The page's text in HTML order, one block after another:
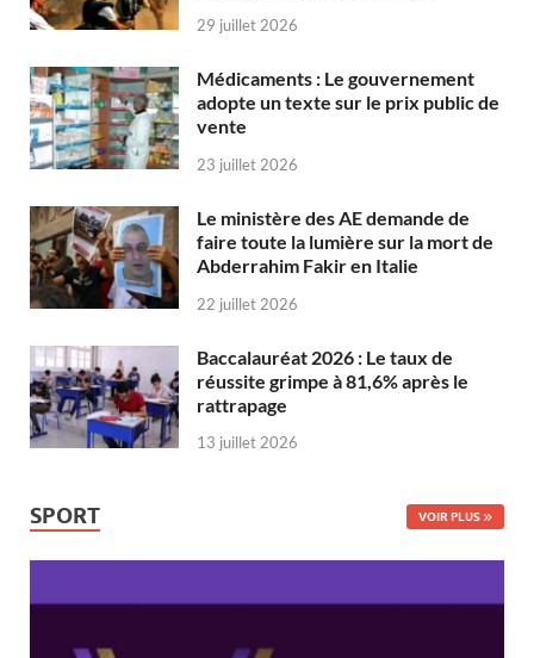
29 juillet 2026
Médicaments : Le gouvernement
adopte un texte sur le prix public de
vente
23 juillet 2026
Le ministère des AE demande de
faire toute la lumière sur la mort de
Abderrahim Fakir en Italie
22 juillet 2026
Baccalauréat 2026 : Le taux de
réussite grimpe à 81,6% après le
rattrapage
13 juillet 2026
SPORT VOIR PLUS